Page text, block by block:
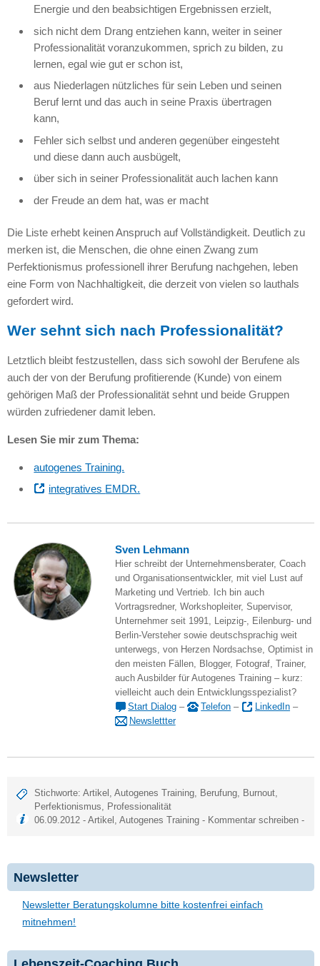
Energie und den beabsichtigen Ergebnissen erzielt,
sich nicht dem Drang entziehen kann, weiter in seiner
Professionalität voranzukommen, sprich zu bilden, zu
lernen, egal wie gut er schon ist,
aus Niederlagen nützliches für sein Leben und seinen
Beruf lernt und das auch in seine Praxis übertragen
kann,
Fehler sich selbst und anderen gegenüber eingesteht
und diese dann auch ausbügelt,
über sich in seiner Professionalität auch lachen kann
der Freude an dem hat, was er macht
Die Liste erhebt keinen Anspruch auf Vollständigkeit. Deutlich zu
merken ist, die Menschen, die ohne einen Zwang zum
Perfektionismus professionell ihrer Berufung nachgehen, leben
eine Form von Nachhaltigkeit, die derzeit von vielen so lauthals
gefordert wird.
Wer sehnt sich nach Professionalität?
Letztlich bleibt festzustellen, dass sich sowohl der Berufene als
auch der von der Berufung profitierende (Kunde) von einem
gehörigen Maß der Professionalität sehnt und beide Gruppen
würden zufriedener damit leben.
Lesen Sie mir zum Thema:
autogenes Training.
integratives EMDR.
Sven Lehmann
Hier schreibt der Unternehmensberater, Coach
und Organisationsentwickler, mit viel Lust auf
Marketing und Vertrieb. Ich bin auch
Vortragsredner, Workshopleiter, Supervisor,
Unternehmer seit 1991, Leipzig-, Eilenburg- und
Berlin-Versteher sowie deutschsprachig weit
unterwegs, von Herzen Nordsachse, Optimist in
den meisten Fällen, Blogger, Fotograf, Trainer,
auch Ausbilder für Autogenes Training – kurz:
vielleicht auch dein Entwicklungsspezialist?
Start Dialog – Telefon – LinkedIn –
Newslettter
Stichworte:Artikel ,Autogenes Training Berufung Burnout
Perfektionismus
Professionalität
06.09.2012 -Artikel ,Autogenes Training - Kommentar schreiben -
Newsletter
Newsletter Beratungskolumne bitte kostenfrei einfach
mitnehmen!